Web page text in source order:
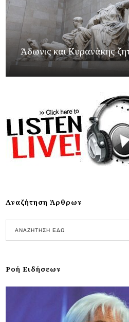
Άδωνις και Κυρανάκης
Αναζήτηση Άρθρων
Ροή Ειδήσεων